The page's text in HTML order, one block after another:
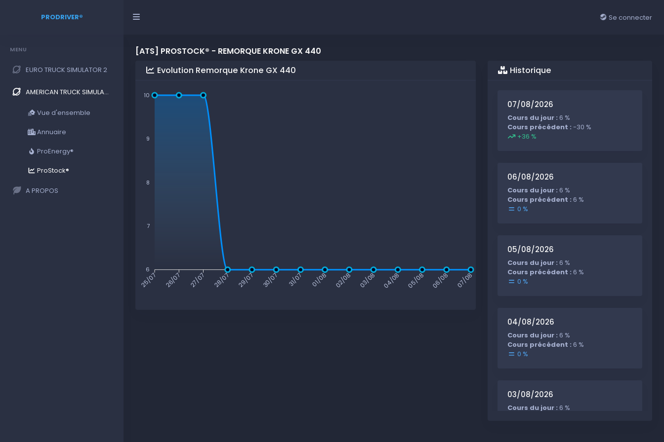
PRODRIVER® Se connecter
MENU
EURO TRUCK SIMULATOR 2
AMERICAN TRUCK SIMULATOR
Vue d'ensemble
Annuaire
ProEnergy®
ProStock®
A PROPOS
[ATS] PROSTOCK® - REMORQUE KRONE GX 440
Evolution Remorque Krone GX 440
10
9
8
7
6
25/07 26/07 27/07 28/07 29/07 30/07 31/07 01/08 02/08 03/08 04/08 05/08 06/08 07/08
Historique
07/08/2026
Cours du jour : 6 %
Cours précédent :-30 %
+36 %
06/08/2026
Cours du jour : 6 %
Cours précédent : 6 %
0 %
05/08/2026
Cours du jour : 6 %
Cours précédent : 6 %
0 %
04/08/2026
Cours du jour : 6 %
Cours précédent : 6 %
0 %
03/08/2026
Cours du jour : 6 %